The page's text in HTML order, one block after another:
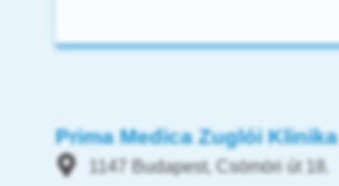
Prima Medica Zuglói Klinika
1147 Budapest, Csömöri út 18.